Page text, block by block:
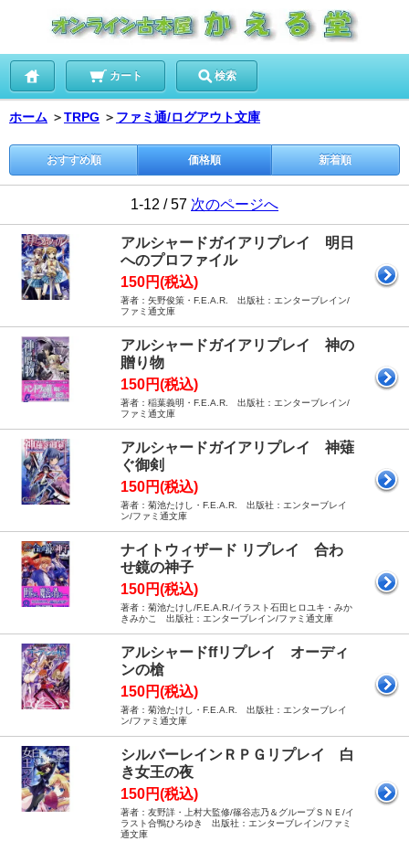
カート 検索
ホーム ＞TRPG ＞ ファミ通/ログアウト文庫
おすすめ順 価格順 新着順
1-12 / 57 次のページへ
アルシャードガイアリプレイ 明日
へのプロファイル
150円(税込)
著者：矢野俊策・F.E.A.R. 出版社：エンターブレイン/
ファミ通文庫
アルシャードガイアリプレイ 神の
贈り物
150円(税込)
著者：稲葉義明・F.E.A.R. 出版社：エンターブレイン/
ファミ通文庫
アルシャードガイアリプレイ 神薙
ぐ御剣
150円(税込)
著者：菊池たけし・F.E.A.R. 出版社：エンターブレイ
ン/ファミ通文庫
ナイトウィザード リプレイ 合わ
せ鏡の神子
150円(税込)
著者：菊池たけし/F.E.A.R./イラスト石田ヒロユキ・みか
きみかこ 出版社：エンターブレイン/ファミ通文庫
アルシャードffリプレイ オーディ
ンの槍
150円(税込)
著者：菊池たけし・F.E.A.R. 出版社：エンターブレイ
ン/ファミ通文庫
シルバーレインＲＰＧリプレイ 白
き女王の夜
150円(税込)
著者：友野詳・上村大監修/篠谷志乃＆グループＳＮＥ/イ
ラスト合鴨ひろゆき 出版社：エンターブレイン/ファミ
通文庫